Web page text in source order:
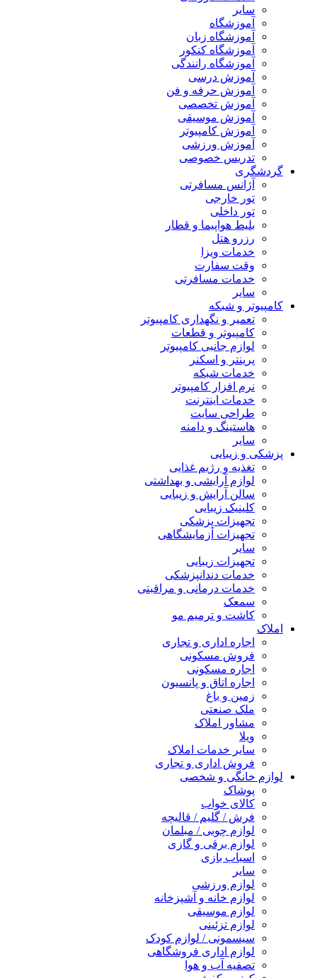
سایر
آموزشگاه
آموزشگاه زبان
آموزشگاه کنکور
آموزشگاه رانندگی
آموزش درسی
آموزش حرفه و فن
آموزش تخصصی
آموزش موسیقی
آموزش کامپیوتر
آموزش ورزشی
تدریس خصوصی
گردشگری
آژانس مسافرتی
تور خارجی
تور داخلی
بلیط هواپیما و قطار
رزرو هتل
خدمات ویزا
وقت سفارت
خدمات مسافرتی
سایر
کامپیوتر و شبکه
تعمیر و نگهداری کامپیوتر
کامپیوتر و قطعات
لوازم جانبی کامپیوتر
پرینتر و اسکنر
خدمات شبکه
نرم افزار کامپیوتر
خدمات اینترنت
طراحی سایت
هاستینگ و دامنه
سایر
پزشکی و زیبایی
تغذیه و رژیم غذایی
لوازم آرایشی و بهداشتی
سالن آرایش و زیبایی
کلینیک زیبایی
تجهیزات پزشکی
تجهیزات آزمایشگاهی
سایر
تجهیزات زیبایی
خدمات دندانپزشکی
خدمات درمانی و مراقبتی
سمعک
کاشت و ترمیم مو
املاک
اجاره اداری و تجاری
فروش مسکونی
اجاره مسکونی
اجاره اتاق و پانسیون
زمین و باغ
ملک صنعتی
مشاور املاک
ویلا
سایر خدمات املاک
فروش اداری و تجاری
لوازم خانگی و شخصی
پوشاک
کالای خواب
فرش / گلیم / قالیچه
لوازم چوبی / مبلمان
لوازم برقی و گازی
اسباب بازی
سایر
لوازم ورزشی
لوازم خانه و آشپزخانه
لوازم موسیقی
لوازم تزئینی
سیسمونی / لوازم کودک
لوازم اداری فروشگاهی
تصفیه آب و هوا